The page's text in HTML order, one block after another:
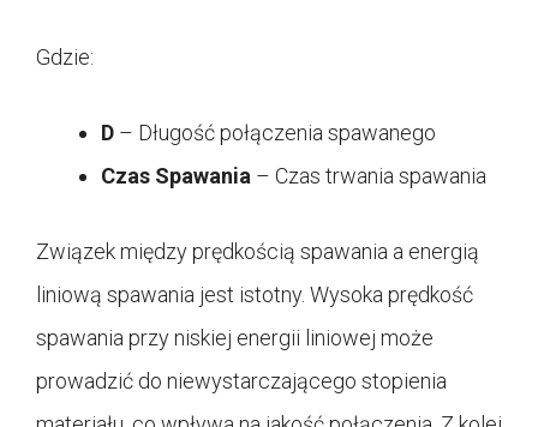
Gdzie:
D – Długość połączenia spawanego
Czas Spawania – Czas trwania spawania
Związek między prędkością spawania a energią
liniową spawania jest istotny. Wysoka prędkość
spawania przy niskiej energii liniowej może
prowadzić do niewystarczającego stopienia